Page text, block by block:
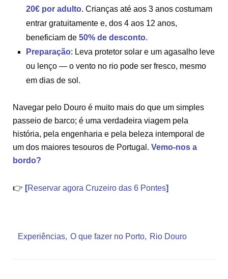
20€ por adulto. Crianças até aos 3 anos costumam
entrar gratuitamente e, dos 4 aos 12 anos,
beneficiam de 50% de desconto.
Preparação: Leva protetor solar e um agasalho leve
ou lenço — o vento no rio pode ser fresco, mesmo
em dias de sol.
Navegar pelo Douro é muito mais do que um simples
passeio de barco; é uma verdadeira viagem pela
história, pela engenharia e pela beleza intemporal de
um dos maiores tesouros de Portugal. Vemo-nos a
bordo?
👉 [Reservar agora Cruzeiro das 6 Pontes]
Experiências O que fazer no Porto Rio Douro